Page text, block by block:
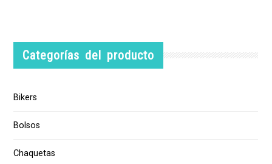
Categorías del producto
Bikers
Bolsos
Chaquetas